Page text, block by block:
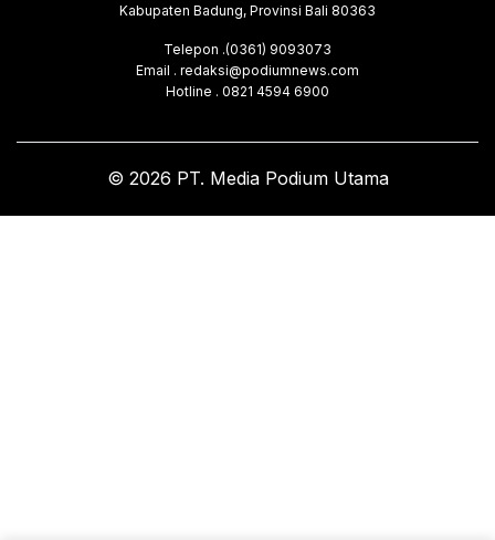
Kabupaten Badung, Provinsi Bali 80363
Telepon .(0361) 9093073
Email . redaksi@podiumnews.com
Hotline . 0821 4594 6900
© 2026 PT. Media Podium Utama